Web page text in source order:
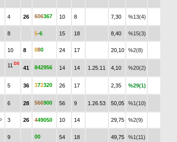
4 26 606367 10 8 7,30 %13(4)
8 5-6 15 18 8,40 %15(3)
10 8 880 24 17 20,10 %2(8)
11 DS
41 842956 14 14 1.25.11 4,10 %20(2)
5 36 372320 26 17 2,35 %29(1)
6 28 566900 56 9 1.26.53 50,05 %1(10)
3 26 449050 10 14 29,75 %2(9)
9 00 54 18 49,75 %1(11)